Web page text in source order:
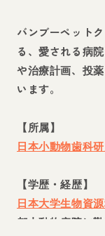
バンブーペット
る、愛される病
や治療計画、投
います。
【所属】
日本小動物歯科
【学歴・経歴】
日本大学生物資
都内動物病院に勤